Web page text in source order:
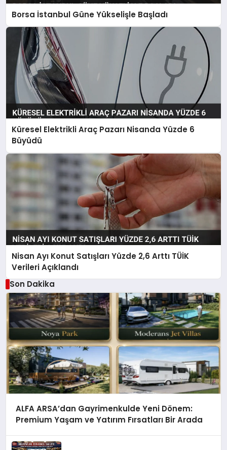
Borsa İstanbul Güne Yükselişle Başladı
Küresel Elektrikli Araç Pazarı Nisanda Yüzde 6
Büyüdü
Nisan Ayı Konut Satışları Yüzde 2,6 Arttı TÜİK
Verileri Açıklandı
Son Dakika
ALFA ARSA’dan Gayrimenkulde Yeni Dönem:
Premium Yaşam ve Yatırım Fırsatları Bir Arada